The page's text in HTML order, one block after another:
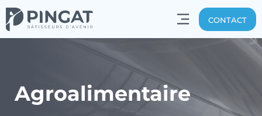
CONTACT
Agroalimentaire